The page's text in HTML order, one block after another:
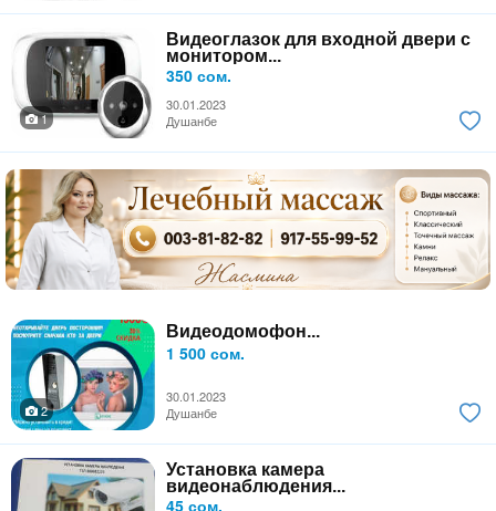
Видеоглазок для входной двери с
монитором...
350 сом.
30.01.2023
1
Душанбе
Видеодомофон...
1 500 сом.
30.01.2023
2
Душанбе
Установка камера
видеонаблюдения...
45 сом.